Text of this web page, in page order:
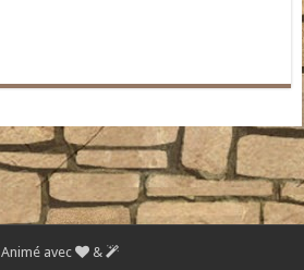
Animé avec &